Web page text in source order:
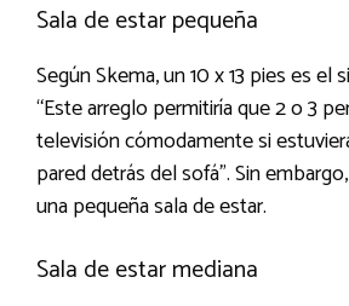
Sala de estar pequeña
Según Skema, un 10 x 13 pies es el
“Este arreglo permitiría que 2 o 3
televisión cómodamente si
pared detrás del sofá”. Sin
una pequeña sala de estar.
Sala de estar mediana